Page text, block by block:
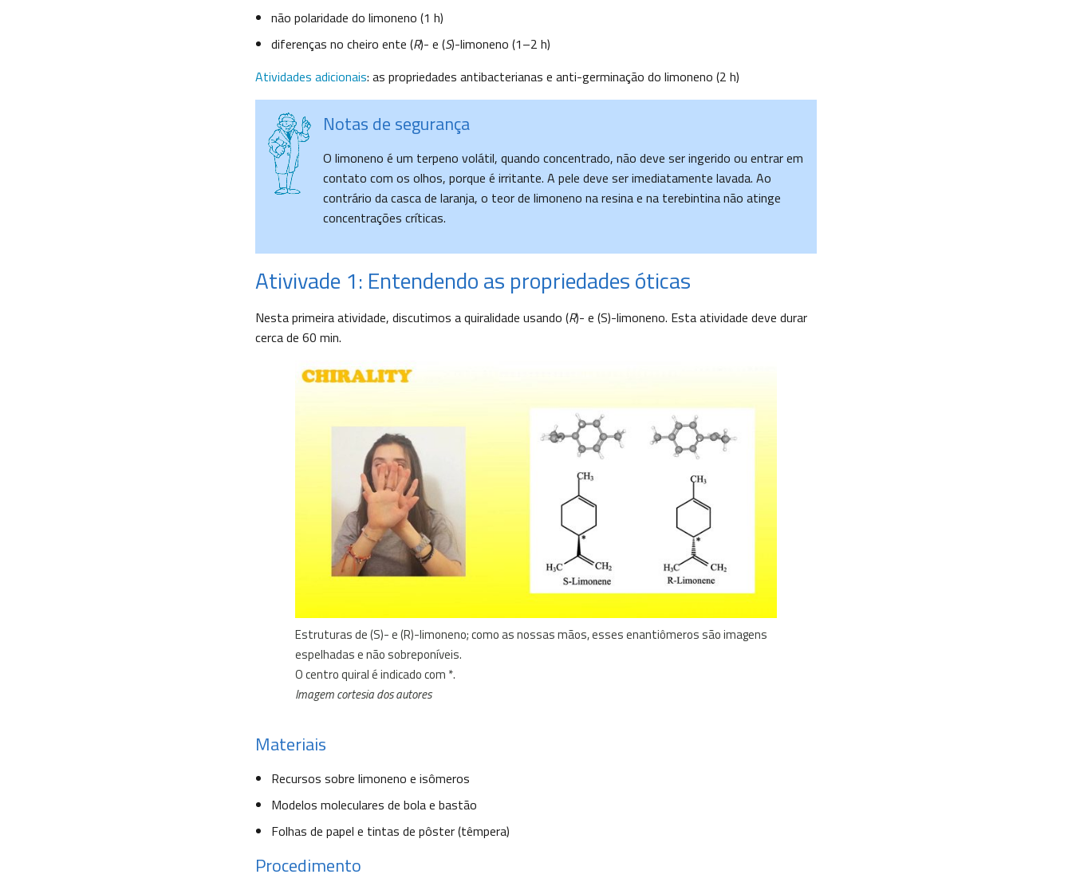
não polaridade do limoneno (1 h)
diferenças no cheiro ente (R)- e (S)-limoneno (1–2 h)
Atividades adicionais: as propriedades antibacterianas e anti-germinação do limoneno (2 h)
Notas de segurança
O limoneno é um terpeno volátil, quando concentrado, não deve ser ingerido ou entrar em
contato com os olhos, porque é irritante. A pele deve ser imediatamente lavada. Ao
contrário da casca de laranja, o teor de limoneno na resina e na terebintina não atinge
concentrações críticas.
Ativivade 1: Entendendo as propriedades óticas
Nesta primeira atividade, discutimos a quiralidade usando (R)- e (S)-limoneno. Esta atividade deve durar
cerca de 60 min.
Estruturas de (S)- e (R)-limoneno; como as nossas mãos, esses enantiômeros são imagens
espelhadas e não sobreponíveis.
O centro quiral é indicado com *.
Imagem cortesia dos autores
Materiais
Recursos sobre limoneno e isômeros
Modelos moleculares de bola e bastão
Folhas de papel e tintas de pôster (têmpera)
Procedimento